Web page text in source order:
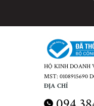
HỘ KINH DOANH
MST: 0108915690
ĐỊA CHỈ